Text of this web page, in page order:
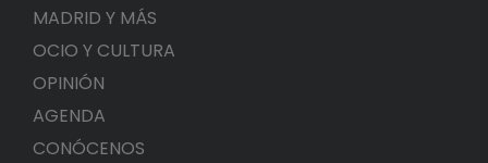
MADRID Y MÁS
OCIO Y CULTURA
OPINIÓN
AGENDA
CONÓCENOS